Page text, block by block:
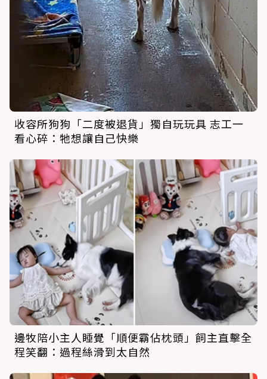
收容所狗狗「二度被退貨」獨自玩玩具 志工一
看心碎：牠想讓自己快樂
邊牧陪小主人睡覺「順便霸佔枕頭」飼主直擊全
程笑翻：過程絲滑到太自然